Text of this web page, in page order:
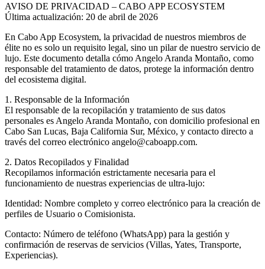
AVISO DE PRIVACIDAD – CABO APP ECOSYSTEM
Última actualización: 20 de abril de 2026
En Cabo App Ecosystem, la privacidad de nuestros miembros de
élite no es solo un requisito legal, sino un pilar de nuestro servicio de
lujo. Este documento detalla cómo Angelo Aranda Montaño, como
responsable del tratamiento de datos, protege la información dentro
del ecosistema digital.
1. Responsable de la Información
El responsable de la recopilación y tratamiento de sus datos
personales es Angelo Aranda Montaño, con domicilio profesional en
Cabo San Lucas, Baja California Sur, México, y contacto directo a
través del correo electrónico angelo@caboapp.com.
2. Datos Recopilados y Finalidad
Recopilamos información estrictamente necesaria para el
funcionamiento de nuestras experiencias de ultra-lujo:
Identidad: Nombre completo y correo electrónico para la creación de
perfiles de Usuario o Comisionista.
Contacto: Número de teléfono (WhatsApp) para la gestión y
confirmación de reservas de servicios (Villas, Yates, Transporte,
Experiencias).